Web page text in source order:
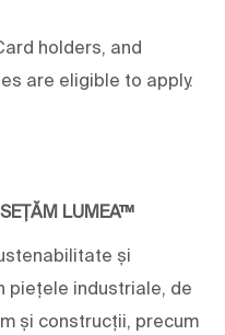
holders, and
are eligible to apply.
LUMEA™
și
piețele industriale, de
și construcții, precum